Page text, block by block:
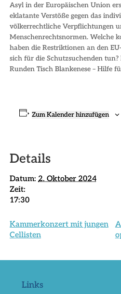
Asyl in der Europäischen Union
eklatante Verstöße gegen das
völkerrechtliche Verpflichtungen
Menschenrechtsnormen. Welche
haben die Restriktionen an den
sich für die Schutzsuchenden
Runden Tisch Blankenese – Hilfe
Zum Kalender hinzufügen
Details
Datum: 2. Oktober 2024
Zeit:
17:30
Kammerkonzert mit jungen
Cellisten
Links